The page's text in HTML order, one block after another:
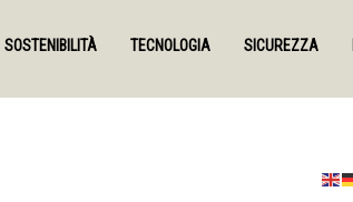
SOSTENIBILITÀ TECNOLOGIA SICUREZZA